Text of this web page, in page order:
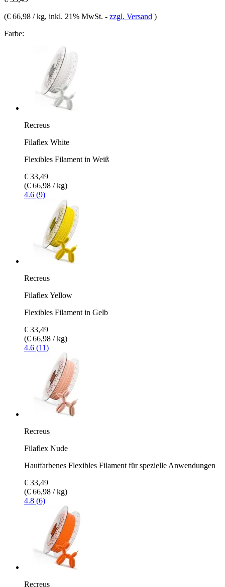
(€ 66,98 / kg, inkl. 21% MwSt. - zzgl. Versand )
Farbe:
Recreus
Filaflex White
Flexibles Filament in Weiß
€ 33,49
(€ 66,98 / kg)
4.6 (9)
Recreus
Filaflex Yellow
Flexibles Filament in Gelb
€ 33,49
(€ 66,98 / kg)
4.6 (11)
Recreus
Filaflex Nude
Hautfarbenes Flexibles Filament für spezielle Anwendungen
€ 33,49
(€ 66,98 / kg)
4.8 (6)
Recreus